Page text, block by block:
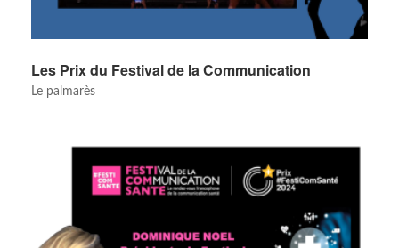
Les Prix du Festival de la Communication
Le palmarès